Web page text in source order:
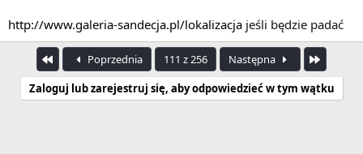
http://www.galeria-sandecja.pl/lokalizacja jeśli będzie padać
PierwszyPoprzednia 111 z 256 Następna
Zaloguj lub zarejestruj się, aby odpowiedzieć w tym wątku